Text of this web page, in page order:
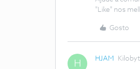
"Like" nos
Gosto
H HJAM